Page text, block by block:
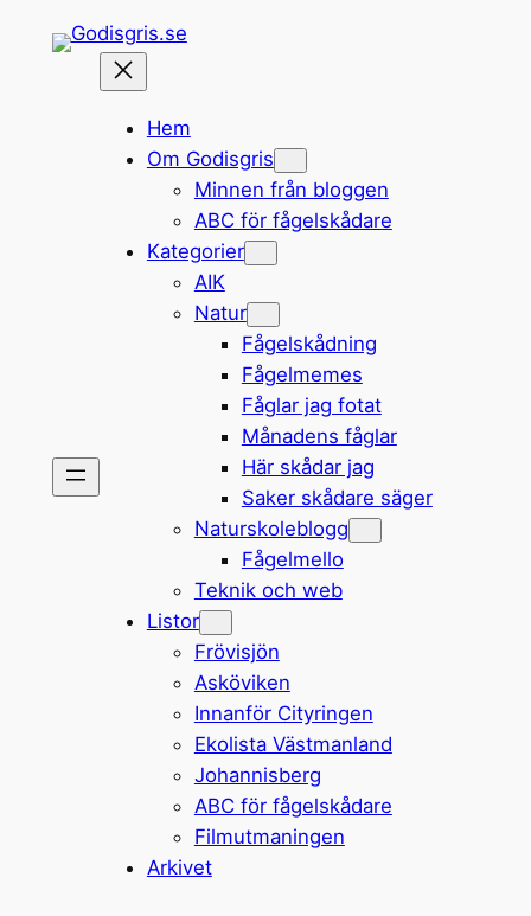
Hem
Om Godisgris
Minnen från bloggen
ABC för fågelskådare
Kategorier
AIK
Natur
Fågelskådning
Fågelmemes
Fåglar jag fotat
Månadens fåglar
Här skådar jag
Saker skådare säger
Naturskoleblogg
Fågelmello
Teknik och web
Listor
Frövisjön
Asköviken
Innanför Cityringen
Ekolista Västmanland
Johannisberg
ABC för fågelskådare
Filmutmaningen
Arkivet